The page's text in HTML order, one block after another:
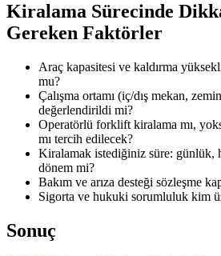
Kiralama Sürecinde
Gereken Faktörler
Araç kapasitesi ve kaldırma
mu?
Çalışma ortamı (iç/dış mekan,
değerlendirildi mi?
Operatörlü forklift kiralama mı,
mı tercih edilecek?
Kiralamak istediğiniz süre: günlük,
dönem mi?
Bakım ve arıza desteği sözleşme
Sigorta ve hukuki sorumluluk kim
Sonuç